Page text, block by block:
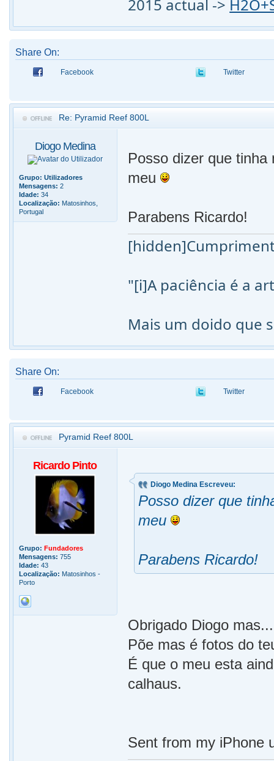
2015 actual ->
Share On:
Facebook Twitter
Re: Pyramid Reef 800L
Diogo Medina
Grupo: Utilizadores
Mensagens: 2
Idade: 34
Localização: Matosinhos,
Portugal
Posso dizer que
meu
Parabens Ricardo!
"[i]A paciência é a
Mais um doido que
Share On:
Facebook Twitter
Pyramid Reef 800L
Ricardo Pinto
Grupo: Fundadores
Mensagens: 755
Idade: 43
Localização: Matosinhos -
Porto
Diogo Medina Escreveu:
Posso dizer que
meu
Parabens Ricardo!
Obrigado Diogo mas...
Põe mas é fotos do
É que o meu esta
calhaus.
Sent from my iPhone